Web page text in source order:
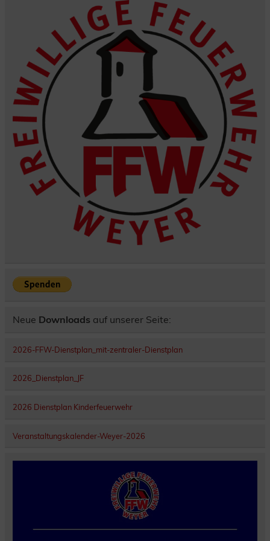
Neue Downloads auf unserer Seite:
2026-FFW-Dienstplan_mit-zentraler-Dienstplan
2026_Dienstplan_JF
2026 Dienstplan Kinderfeuerwehr
Veranstaltungskalender-Weyer-2026